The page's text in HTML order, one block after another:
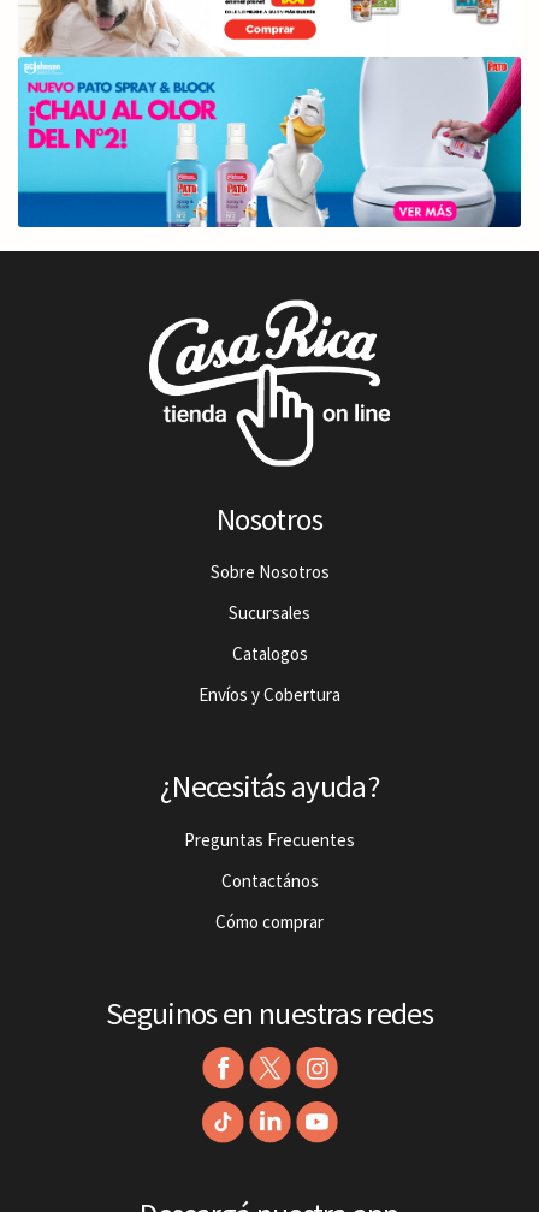
Nosotros
Sobre Nosotros
Sucursales
Catalogos
Envíos y Cobertura
¿Necesitás ayuda?
Preguntas Frecuentes
Contactános
Cómo comprar
Seguinos en nuestras redes